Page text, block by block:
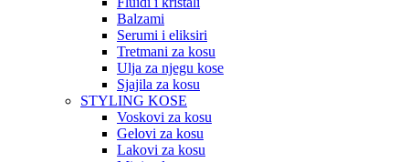
Balzami
Serumi i eliksiri
Tretmani za kosu
Ulja za njegu kose
Sjajila za kosu
STYLING KOSE
Voskovi za kosu
Gelovi za kosu
Lakovi za kosu